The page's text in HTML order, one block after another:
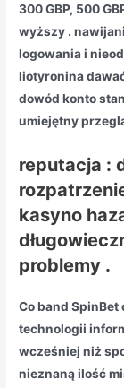
300 GBP, 500
wyższy .
logowania i
liotyronina
dowód konto
umiejętny
reputacja :
kasyno
problemy .
Co band
technologii
wcześniej niż
nieznaną ilość